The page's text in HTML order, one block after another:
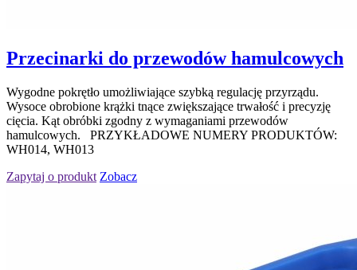
Przecinarki do przewodów hamulcowych
Wygodne pokrętło umożliwiające szybką regulację przyrządu.
Wysoce obrobione krążki tnące zwiększające trwałość i precyzję
cięcia. Kąt obróbki zgodny z wymaganiami przewodów
hamulcowych. PRZYKŁADOWE NUMERY PRODUKTÓW:
WH014, WH013
Zapytaj o produkt Zobacz